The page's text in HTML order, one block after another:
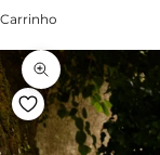
Carrinho
Zoom na imagem